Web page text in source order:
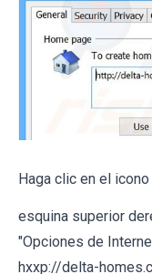
Haga clic en el
esquina superior
"Opciones de
hxxp://delta-